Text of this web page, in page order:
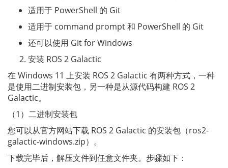
适用于 PowerShell 的 Git
适用于 command prompt 和 PowerShell 的 Git
还可以使用 Git for Windows
安装 ROS 2 Galactic
在 Windows 11 上安装 ROS 2 Galactic 有两种方式，一种
是使用二进制安装包，另一种是从源代码构建 ROS 2
Galactic。
（1）二进制安装包
您可以从官方网站下载 ROS 2 Galactic 的安装包（ros2-
galactic-windows.zip）。
下载完毕后，解压文件到任意文件夹。步骤如下：